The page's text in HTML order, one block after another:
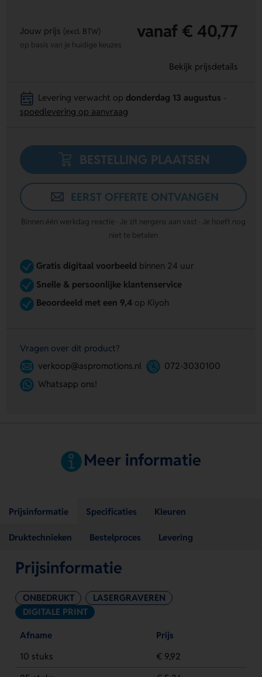
Jouw prijs (excl. BTW) vanaf € 40,77
op basis van je huidige keuzes
Bekijk prijsdetails
Levering verwacht op donderdag 13 augustus
spoedlevering op aanvraag
BESTELLING PLAATSEN
EERST OFFERTE ONTVANGEN
Binnen één werkdag reactie · Je zit nergens aan vast · Je hoeft nog
niet te betalen
Gratis digitaal voorbeeld binnen 24 uur
Snelle & persoonlijke klantenservice
Beoordeeld met een 9,4op Kiyoh
Vragen over dit product?
verkoop@aspromotions.nl
072-3030100
Whatsapp ons!
Meer informatie
Prijsinformatie Specificaties Kleuren
Druktechnieken Bestelproces Levering
Prijsinformatie
ONBEDRUKT
LASERGRAVEREN
DIGITALE PRINT
Afname
Prijs
10 stuks
€ 9,92